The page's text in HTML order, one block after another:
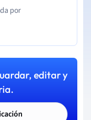
por
editar y